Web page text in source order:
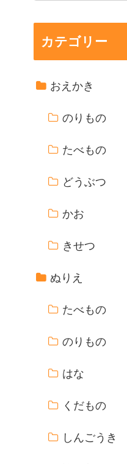
カテゴリー
おえかき
のりもの
たべもの
どうぶつ
かお
きせつ
ぬりえ
たべもの
のりもの
はな
くだもの
しんごうき